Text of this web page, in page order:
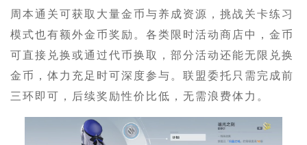
周本通关可获取大量金币与养成资源，挑战关卡练习
模式也有额外金币奖励。各类限时活动商店中，金币
可直接兑换或通过代币换取，部分活动还能无限兑换
金币，体力充足时可深度参与。联盟委托只需完成前
三环即可，后续奖励性价比低，无需浪费体力。